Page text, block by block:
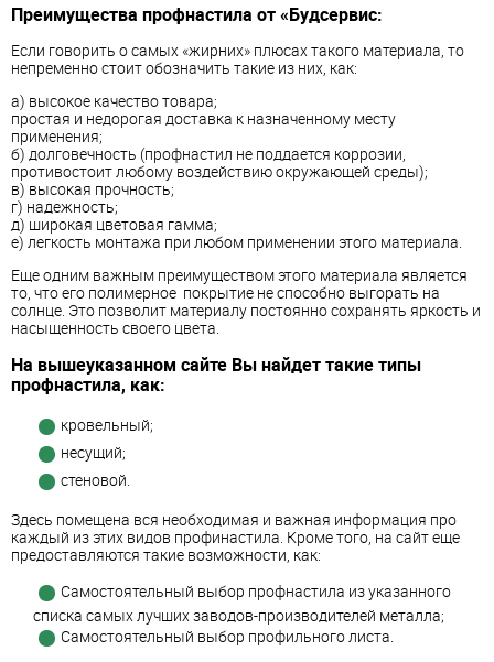
Преимущества профнастила от «Будсервис:
Если говорить о самых «жирних» плюсах такого материала, то
непременно стоит обозначить такие из них, как:
а) высокое качество товара;
простая и недорогая доставка к назначенному месту
применения;
б) долговечность (профнастил не поддается коррозии,
противостоит любому воздействию окружающей среды);
в) высокая прочность;
г) надежность;
д) широкая цветовая гамма;
е) легкость монтажа при любом применении этого материала.
Еще одним важным преимуществом этого материала является
то, что его полимерное покрытие не способно выгорать на
солнце. Это позволит материалу постоянно сохранять яркость и
насыщенность своего цвета.
На вышеуказанном сайте Вы найдет такие типы
профнастила, как:
кровельный;
несущий;
стеновой.
Здесь помещена вся необходимая и важная информация про
каждый из этих видов профинастила. Кроме того, на сайт еще
предоставляются такие возможности, как:
Самостоятельный выбор профнастила из указанного
списка самых лучших заводов-производителей металла;
Самостоятельный выбор профильного листа.